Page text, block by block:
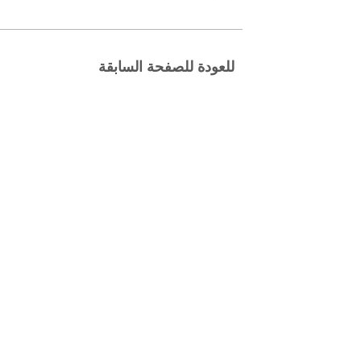
للعودة للصفحة السابقة